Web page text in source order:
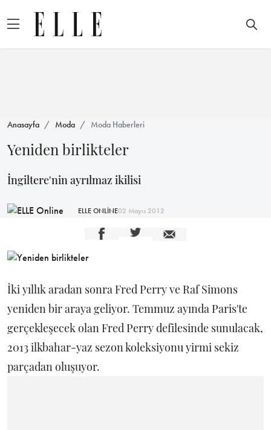
Anasayfa Moda Moda Haberleri
Yeniden birlikteler
İngiltere'nin ayrılmaz ikilisi
ELLE ONLİNE02 Mayıs 2012
İki yıllık aradan sonra Fred Perry ve Raf Simons
yeniden bir araya geliyor. Temmuz ayında Paris'te
gerçekleşecek olan Fred Perry defilesinde sunulacak,
2013 ilkbahar-yaz sezon koleksiyonu yirmi sekiz
parçadan oluşuyor.